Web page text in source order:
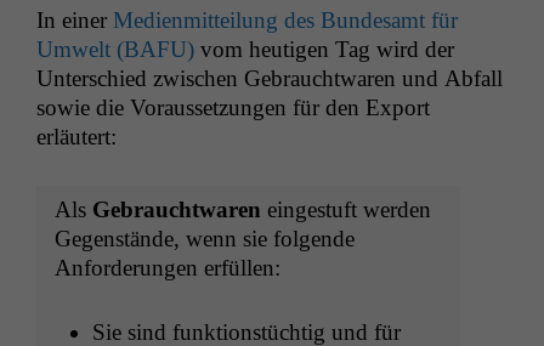
In ein­er Medi­en­mit­teilung des Bun­de­samt für
Umwelt (BAFU) vom heuti­gen Tag wird der
Unter­schied zwis­chen Gebraucht­waren und Abfall
sowie die Voraus­set­zun­gen für den Export
erläutert:
Als Gebraucht­waren eingestuft wer­den
Gegen­stände, wenn sie fol­gende
Anforderun­gen erfüllen:
Sie sind funk­tion­stüchtig und für